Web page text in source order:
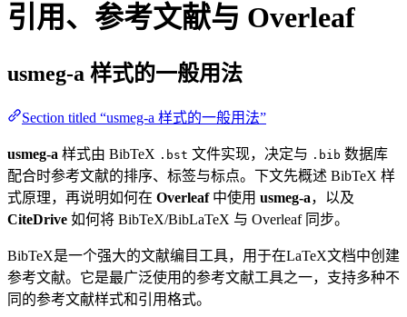
引用、参考文献与 Overleaf
usmeg-a 样式的一般用法
Section titled “usmeg-a 样式的一般用法”
usmeg-a 样式由 BibTeX .bst 文件实现，决定与 .bib 数据库
配合时参考文献的排序、标签与标点。下文先概述 BibTeX 样
式原理，再说明如何在 Overleaf中使用 usmeg-a，以及
CiteDrive 如何将 BibTeX/BibLaTeX 与 Overleaf 同步。
BibTeX是一个强大的文献编目工具，用于在LaTeX文档中创建
参考文献。它是最广泛使用的参考文献工具之一，支持多种不
同的参考文献样式和引用格式。